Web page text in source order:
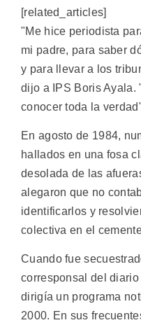
[related_articles]
"Me hice periodista
mi padre, para saber
y para llevar a los
dijo a IPS Boris Ayala.
conocer toda la
En agosto de 1984,
hallados en una fosa
desolada de las
alegaron que no
identificarlos y
colectiva en el
Cuando fue
corresponsal del
dirigía un programa
2000. En sus